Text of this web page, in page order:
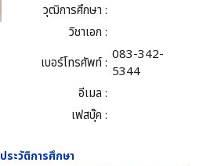
วุฒิการศึกษา :
วิชาเอก :
เบอร์โทรศัพท์ : 083-342-
5344
อีเมล :
เฟสบุ๊ค :
ประวัติการศึกษา